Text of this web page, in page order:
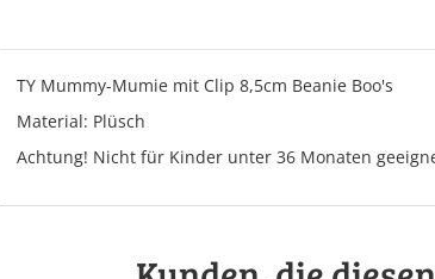
TY Mummy-Mumie mit Clip 8,5cm Beanie Boo's
Material: Plüsch
Achtung! Nicht für Kinder unter 36 Monaten